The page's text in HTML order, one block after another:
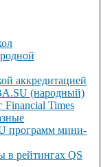
аккредитацией
(народный)
Times
программ мини-
в рейтингах QS